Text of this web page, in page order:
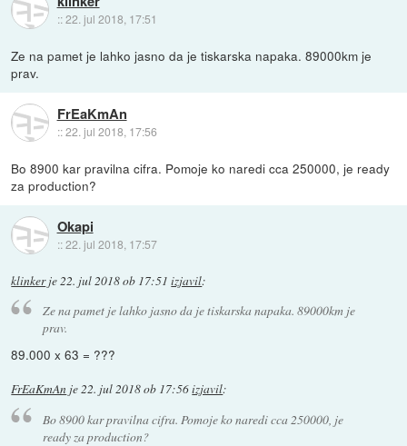
::22. jul 2018, 17:51
Ze na pamet je lahko jasno da je tiskarska napaka. 89000km je
prav.
FrEaKmAn
::22. jul 2018, 17:56
Bo 8900 kar pravilna cifra. Pomoje ko naredi cca 250000, je ready
za production?
Okapi
::22. jul 2018, 17:57
klinkerje22. jul 2018 ob 17:51 izjavil:
Ze na pamet je lahko jasno da je tiskarska napaka. 89000km je
prav.
89.000 x 63 = ???
FrEaKmAn je22. jul 2018 ob 17:56izjavil:
Bo 8900 kar pravilna cifra. Pomoje ko naredi cca 250000, je
ready za production?